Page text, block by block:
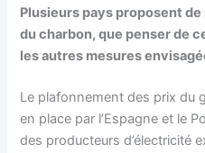
Plusieurs pays proposent
du charbon, que penser de
les autres mesures
Le plafonnement des prix du
en place par l’Espagne et le
des producteurs d’électricité